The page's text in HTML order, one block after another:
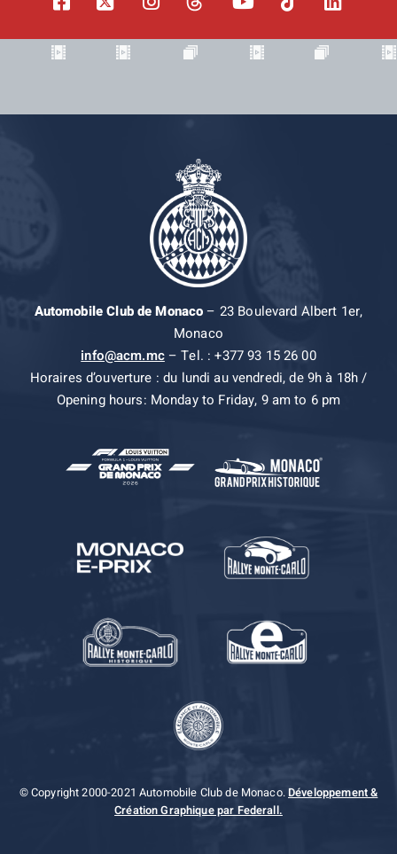
Automobile Club de Monaco– 23 Boulevard Albert 1er,
Monaco
info@acm.mc– Tel. : +377 93 15 26 00
Horaires d’ouverture : du lundi au vendredi, de 9h à 18h /
Opening hours: Monday to Friday, 9 am to 6 pm
© Copyright 2000-2021 Automobile Club de Monaco.Développement &
Création Graphique par Federall.